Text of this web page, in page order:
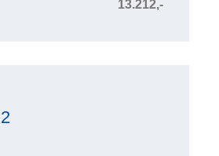
13.212,-